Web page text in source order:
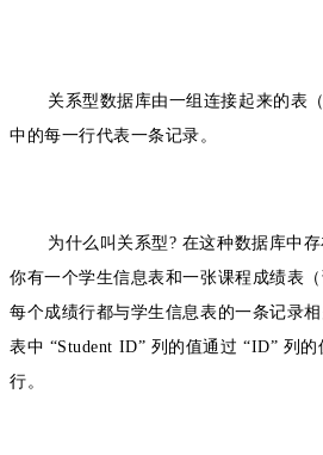
关系型数据库由一组连接起来的表
中的每一行代表一条记录。
为什么叫关系型? 在这种数据库中
你有一个学生信息表和一张课程成绩表
每个成绩行都与学生信息表的一条记录
表中 “Student ID” 列的值通过 “ID” 列的
行。